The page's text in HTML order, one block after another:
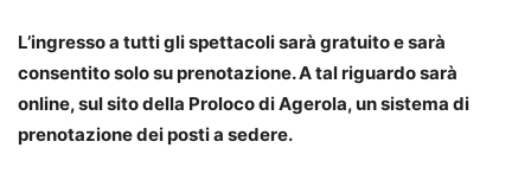
L’ingresso a tutti gli spettacoli sarà gratuito e sarà
consentito solo su prenotazione. A tal riguardo sarà
online, sul sito della Proloco di Agerola, un sistema di
prenotazione dei posti a sedere.